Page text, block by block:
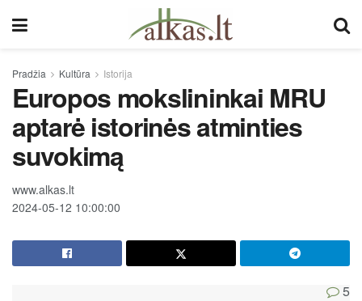
Pradžia Kultūra Istorija
Europos mokslininkai MRU
aptarė istorinės atminties
suvokimą
www.alkas.lt
2024-05-12 10:00:00
5